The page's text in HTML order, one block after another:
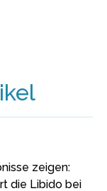
zeigen:
die Libido bei